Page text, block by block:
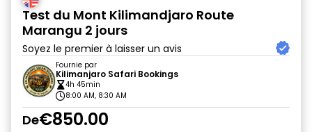
Test du Mont Kilimandjaro Route
Marangu 2 jours
Soyez le premier à laisser un avis
Fournie par
Kilimanjaro Safari Bookings
4h 45min
8:00 AM, 8:30 AM
De€850.00